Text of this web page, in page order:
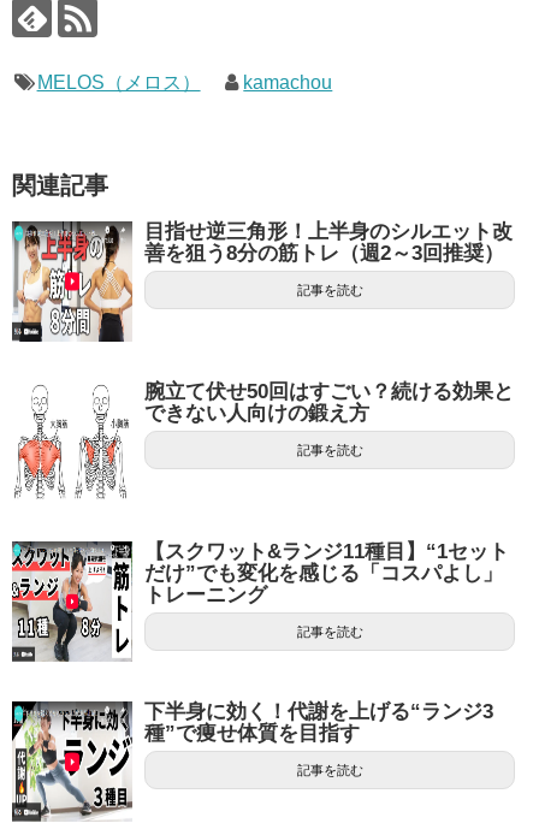
MELOS（メロス） kamachou
関連記事
目指せ逆三角形！上半身のシルエット改
善を狙う8分の筋トレ（週2～3回推奨）
記事を読む
腕立て伏せ50回はすごい？続ける効果と
できない人向けの鍛え方
記事を読む
【スクワット&ランジ11種目】“1セット
だけ”でも変化を感じる「コスパよし」
トレーニング
記事を読む
下半身に効く！代謝を上げる“ランジ3
種”で痩せ体質を目指す
記事を読む